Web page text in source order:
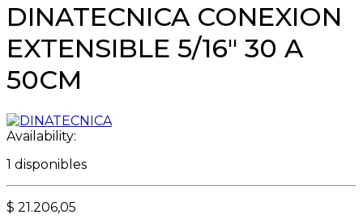
DINATECNICA CONEXION
EXTENSIBLE 5/16″ 30 A
50CM
Availability:
1 disponibles
$ 21.206,05